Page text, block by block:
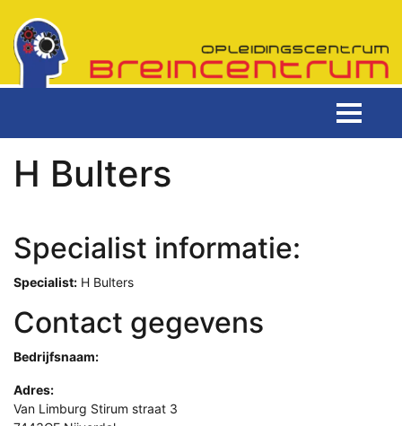
H Bulters
Specialist informatie:
Specialist: H Bulters
Contact gegevens
Bedrijfsnaam:
Adres:
Van Limburg Stirum straat 3